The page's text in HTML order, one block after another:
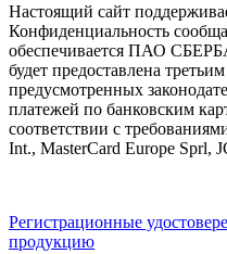
Настоящий сайт
Конфиденциальность
обеспечивается ПАО
будет предоставлена
предусмотренных
платежей по банковским
соответствии с
Int., MasterCard Europe Sprl,
Регистрационные
продукцию